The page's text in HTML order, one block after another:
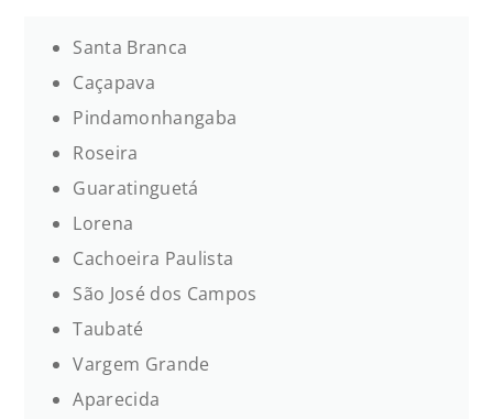
Santa Branca
Caçapava
Pindamonhangaba
Roseira
Guaratinguetá
Lorena
Cachoeira Paulista
São José dos Campos
Taubaté
Vargem Grande
Aparecida